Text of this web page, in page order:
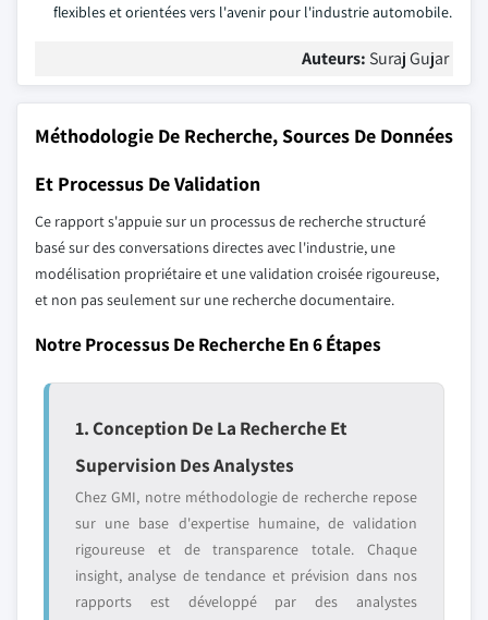
flexibles et orientées vers l'avenir pour l'industrie automobile.
Auteurs: Suraj Gujar
Méthodologie De Recherche, Sources De Données
Et Processus De Validation
Ce rapport s'appuie sur un processus de recherche structuré
basé sur des conversations directes avec l'industrie, une
modélisation propriétaire et une validation croisée rigoureuse,
et non pas seulement sur une recherche documentaire.
Notre Processus De Recherche En 6 Étapes
1. Conception De La Recherche Et
Supervision Des Analystes
Chez GMI, notre méthodologie de recherche repose
sur une base d'expertise humaine, de validation
rigoureuse et de transparence totale. Chaque
insight, analyse de tendance et prévision dans nos
rapports est développé par des analystes